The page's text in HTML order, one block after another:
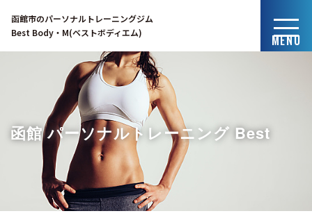
函館市のパーソナルトレーニングジム
Best Body・M(ベストボディエム)
MENU
函館 パーソナルトレーニング Best